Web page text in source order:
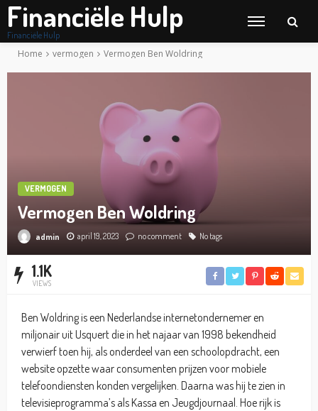
Financiële Hulp
Financiële Hulp
Home vermogen Vermogen Ben Woldring
VERMOGEN
Vermogen Ben Woldring
admin april 19, 2023 no comment No tags
1.1K
VIEWS
Ben Woldring is een Nederlandse internetondernemer en
miljonair uit Usquert die in het najaar van 1998 bekendheid
verwierf toen hij, als onderdeel van een schoolopdracht, een
website opzette waar consumenten prijzen voor mobiele
telefoondiensten konden vergelijken. Daarna was hij te zien in
televisieprogramma’s als Kassa en Jeugdjournaal. Hoe rijk is